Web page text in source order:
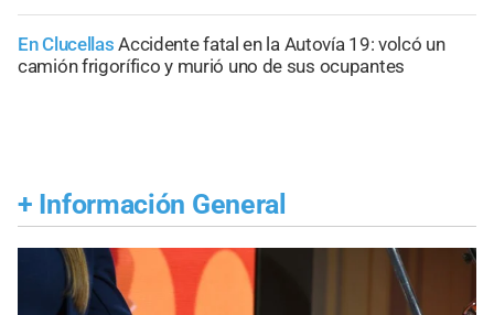
En Clucellas Accidente fatal en la Autovía 19: volcó un
camión frigorífico y murió uno de sus ocupantes
+ Información General